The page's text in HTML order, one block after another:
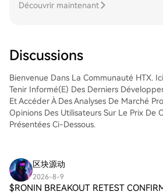
Découvrir maintenant
Discussions
Bienvenue Dans La Communauté HTX.
Tenir Informé(e) Des Derniers
Et Accéder À Des Analyses De Marché
Opinions Des Utilisateurs Sur Le Prix De
Présentées Ci-Dessous.
区块源动
2026-8-9
$RONIN BREAKOUT RETEST